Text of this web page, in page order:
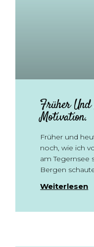
Früher Und
Motivation.
Früher und
noch, wie ich
am Tegernsee
Bergen
Weiterlesen